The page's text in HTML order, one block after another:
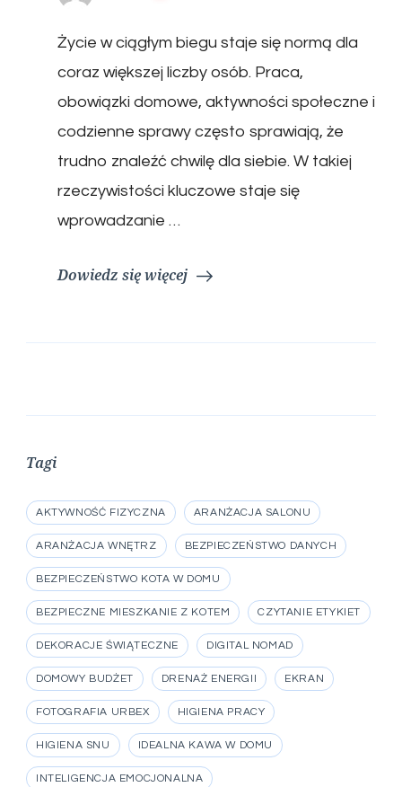
Życie w ciągłym biegu staje się normą dla
coraz większej liczby osób. Praca,
obowiązki domowe, aktywności społeczne i
codzienne sprawy często sprawiają, że
trudno znaleźć chwilę dla siebie. W takiej
rzeczywistości kluczowe staje się
wprowadzanie …
Dowiedz się więcej
Tagi
AKTYWNOŚĆ FIZYCZNA ARANŻACJA SALONU
ARANŻACJA WNĘTRZ BEZPIECZEŃSTWO DANYCH
BEZPIECZEŃSTWO KOTA W DOMU
BEZPIECZNE MIESZKANIE Z KOTEM CZYTANIE ETYKIET
DEKORACJE ŚWIĄTECZNE DIGITAL NOMAD
DOMOWY BUDŻET DRENAŻ ENERGII EKRAN
FOTOGRAFIA URBEX HIGIENA PRACY
HIGIENA SNU IDEALNA KAWA W DOMU
INTELIGENCJA EMOCJONALNA